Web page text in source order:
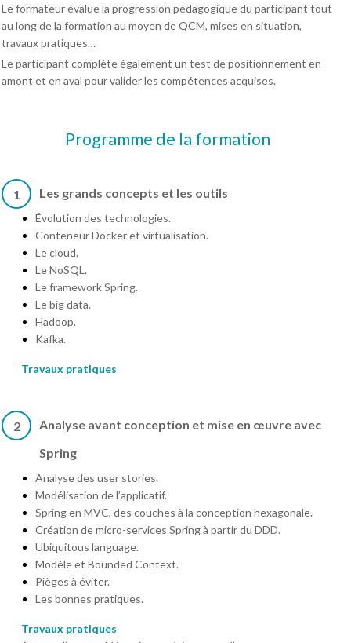
Le formateur évalue la progression pédagogique du participant tout
au long de la formation au moyen de QCM, mises en situation,
travaux pratiques…
Le participant complète également un test de positionnement en
amont et en aval pour valider les compétences acquises.
Programme de la formation
1 Les grands concepts et les outils
Évolution des technologies.
Conteneur Docker et virtualisation.
Le cloud.
Le NoSQL.
Le framework Spring.
Le big data.
Hadoop.
Kafka.
Travaux pratiques
2
Analyse avant conception et mise en œuvre avec
Spring
Analyse des user stories.
Modélisation de l’applicatif.
Spring en MVC, des couches à la conception hexagonale.
Création de micro-services Spring à partir du DDD.
Ubiquitous language.
Modèle et Bounded Context.
Pièges à éviter.
Les bonnes pratiques.
Travaux pratiques